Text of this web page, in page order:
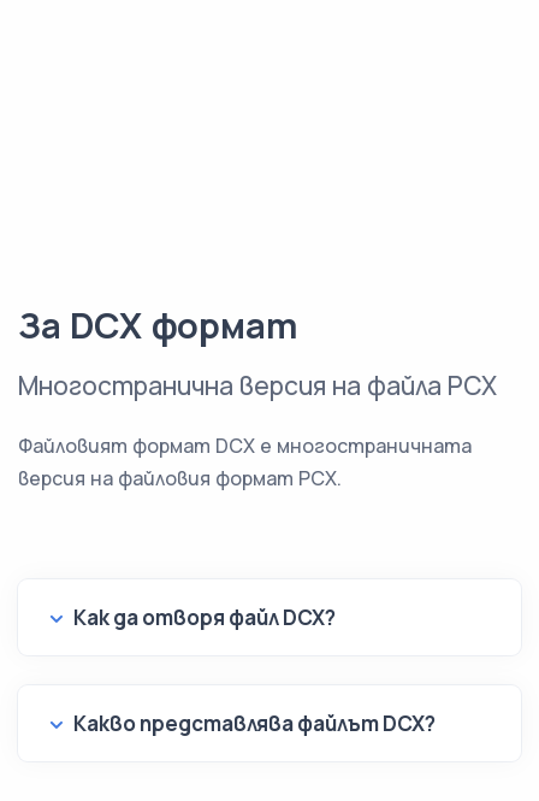
За DCX формат
Многостранична версия на файла PCX
Файловият формат DCX е многостраничната
версия на файловия формат PCX.
Как да отворя файл DCX?
Какво представлява файлът DCX?